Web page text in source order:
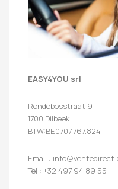
EASY4YOU srl
Rondebosstraat 9
1700 Dilbeek
BTW:BE0707.767.824
Email :
Tel : +32 497 94 89 55